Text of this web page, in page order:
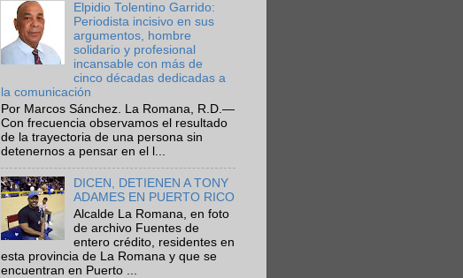
Elpidio Tolentino Garrido:
Periodista incisivo en sus
argumentos, hombre
solidario y profesional
incansable con más de
cinco décadas dedicadas a
la comunicación
Por Marcos Sánchez. La Romana, R.D.—
Con frecuencia observamos el resultado
de la trayectoria de una persona sin
detenernos a pensar en el l...
DICEN, DETIENEN A TONY
ADAMES EN PUERTO RICO
Alcalde La Romana, en foto
de archivo Fuentes de
entero crédito, residentes en
esta provincia de La Romana y que se
encuentran en Puerto ...